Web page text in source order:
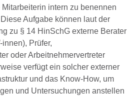
intern zu benennen
Aufgabe können laut der
zu § 14 HinSchG externe Berater
Prüfer,
oder Arbeitnehmervertreter
verfügt ein solcher externer
und das Know-How, um
und Untersuchungen anstellen